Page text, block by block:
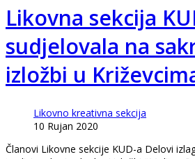
Likovna sekcija
sudjelovala na
izložbi u
Likovno kreativna sekcija
10 Rujan 2020
Članovi Likovne sekcije KUD-a Delovi